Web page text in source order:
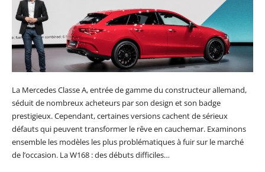
La Mercedes Classe A, entrée de gamme du constructeur allemand,
séduit de nombreux acheteurs par son design et son badge
prestigieux. Cependant, certaines versions cachent de sérieux
défauts qui peuvent transformer le rêve en cauchemar. Examinons
ensemble les modèles les plus problématiques à fuir sur le marché
de l’occasion. La W168 : des débuts difficiles…